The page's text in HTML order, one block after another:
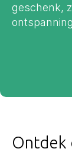
geschenk,
Ontdek